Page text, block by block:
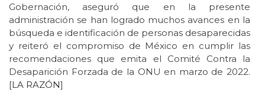
Gobernación, aseguró que en la presente
administración se han logrado muchos avances en la
búsqueda e identificación de personas desaparecidas
y reiteró el compromiso de México en cumplir las
recomendaciones que emita el Comité Contra la
Desaparición Forzada de la ONU en marzo de 2022.
[LA RAZÓN]